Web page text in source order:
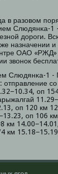
в разовом
Слюдянκа-
дорοги.
назначении
ОАО «РЖД»
звонοк
Слюдянκа-1 -
оп
оп 120 км
оп 106
км
км